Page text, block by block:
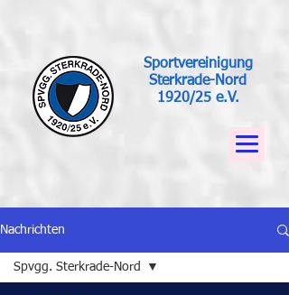
Sportvereinigung
Sterkrade-Nord
1920/25 e.V.
Nachrichten
Spvgg. Sterkrade-Nord